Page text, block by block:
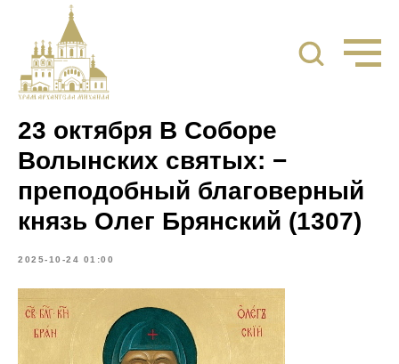
23 октября В Соборе
Волынских святых: −
преподобный благоверный
князь Олег Брянский (1307)
2025-10-24 01:00